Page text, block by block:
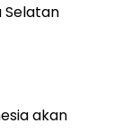
Selatan
akan